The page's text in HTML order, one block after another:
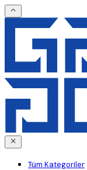
Tüm Kategoriler